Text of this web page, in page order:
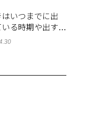
いつまでに出
る時期や出す範